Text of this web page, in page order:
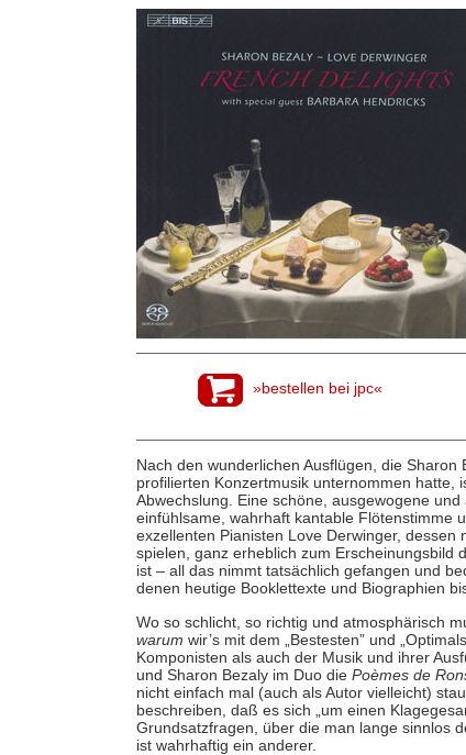
»bestellen bei jpc«
Nach den wunderlichen Ausflügen, die
profilierten Konzertmusik unternommen hatte,
Abwechslung. Eine schöne, ausgewogene
einfühlsame, wahrhaft kantable Flötenstimme
exzellenten Pianisten Love Derwinger,
spielen, ganz erheblich zum Erscheinungsbild
ist – all das nimmt tatsächlich gefangen und
denen heutige Booklettexte und Biographien
Wo so schlicht, so richtig und atmosphärisch
warum wir’s mit dem „Bestesten” und
Komponisten als auch der Musik und ihrer
und Sharon Bezaly im Duo die Poèmes de
nicht einfach mal (auch als Autor vielleicht)
beschreiben, daß es sich „um einen
Grundsatzfragen, über die man lange sinnlos
ist wahrhaftig ein anderer.